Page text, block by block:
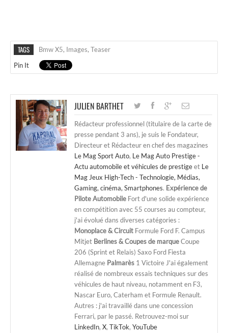
TAGS Bmw X5, Images, Teaser
Pin It
JULIEN BARTHET
Rédacteur professionnel (titulaire de la carte de
presse pendant 3 ans), je suis le Fondateur,
Directeur et Rédacteur en chef des magazines
Le Mag Sport Auto, Le Mag Auto Prestige -
Actu automobile et véhicules de prestigeet Le
Mag Jeux High-Tech - Technologie, Médias,
Gaming, cinéma, Smartphones. Expérience de
Pilote Automobile Fort d'une solide expérience
en compétition avec 55 courses au compteur,
j'ai évolué dans diverses catégories :
Monoplace & Circuit Formule Ford F. Campus
Mitjet Berlines & Coupes de marqueCoupe
206 (Sprint et Relais) Saxo Ford Fiesta
Allemagne Palmarès 1 Victoire J'ai également
réalisé de nombreux essais techniques sur des
véhicules de haut niveau, notamment en F3,
Nascar Euro, Caterham et Formule Renault.
Autres : j'ai travaillé dans une concession
Ferrari, par le passé. Retrouvez-moi sur
LinkedIn, X, TikTok, YouTube